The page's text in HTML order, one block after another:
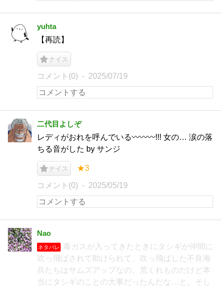
yuhta
【再読】
ナイス
コメント(0) 2025/07/19
二代目よしぞ
レディがおれを呼んでいる〰〰〰!!! 女の… 涙の落
ちる音がした by サンジ
ナイス ★3
コメント(0) 2025/05/19
Nao
ネタバレ
毒ガスが入ってきたときにタシギが仲間に
吹っ飛ばされて助けられて、吹っ飛ばした不良海
兵たちはサムズアップなの、荒くれものだけど本
当にタシギのことの大事だったんだな…と。そし